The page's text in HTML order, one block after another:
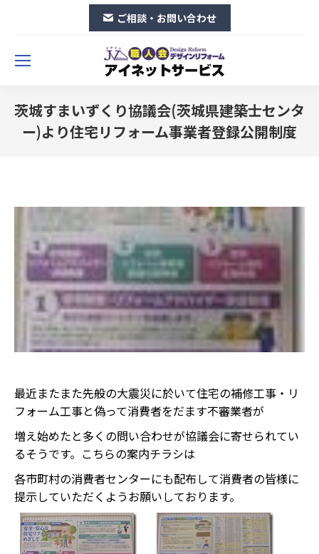
ご相談・お問い合わせ
茨城すまいずくり協議会(茨城県建築士センタ
ー)より住宅リフォーム事業者登録公開制度
最近またまた先般の大震災に於いて住宅の補修工事・リ
フォーム工事と偽って消費者をだます不審業者が
増え始めたと多くの問い合わせが協議会に寄せられてい
るそうです。こちらの案内チラシは
各市町村の消費者センターにも配布して消費者の皆様に
提示していただくようお願いしております。